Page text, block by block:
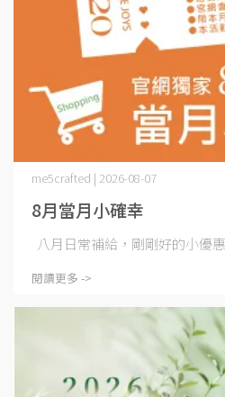
8月當月小確幸
me5crafted | 2026-08-07
八月日常補給，剛剛好的小優
閱讀更多 ->